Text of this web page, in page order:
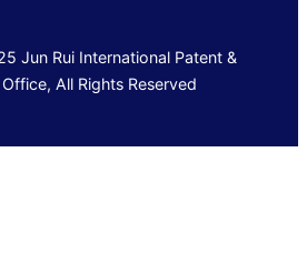
Jun Rui International Patent &
All Rights Reserved